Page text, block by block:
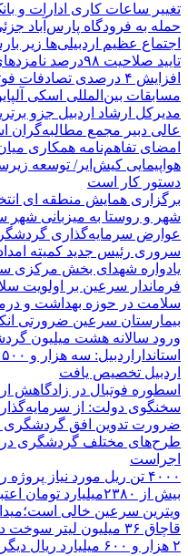
تغییر ساعات کاری ادارات و
حمله به فرودگاه پارس‌‌آباد
اجتماع عظیم اردبیلی‌ها زیر
تایید صلاحیت ۹۸درصد نامزدهای شوراهای روستای اردبیل
افزایش ۴ درصدی تصادفات فوتی در جاده‌های اردبیل
مسابقات بین‌المللی اسکی
مدیرکل ارشاد اردبیل جزو
عالی دبیر مجمع مطالبه‌گران
امضای تفاهم‌نامه همکاری
هواپیمایی کیش‌ایر/ توسعه
دستور کار است
برگزاری همایش منطقه ای
شهر و روستا به میزبانی شهر
عوارض سرمایه‌گذاری
سروری رئیس جدید کمیته
یادواره شهدای بخش مرکزی
فرماندار سرعین بر اولویت
سلامت در حوزه بهداشت و
بیمارستان سرعین ضرورتی
ورود سالانه هشت میلیون
اردبیل تخصیص یافت
اسطوره فوتبال در زادگاهش
سخنگوی دولت: از
ضرورت تدوین افق گردشگری
طرح‌های مختلف گردشگری
اجراست
۴۰۰۰ تن ریل مورد نیاز
بیش از ۲۳۸۰میلیارد تومان اعتبار در ۸ ماه گذشته
ویترین سرعین خالی
قاچاق ۳۶ میلیون لیتر سوخت در مشگین‌شهر متوقف شد
۲ هزار و ۶۰۰‌ میلیارد